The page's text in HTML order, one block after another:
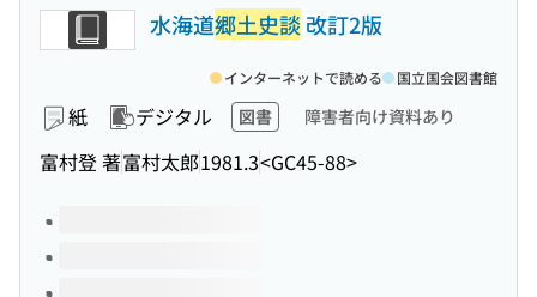
水海道郷土史談 改訂2版
紙 デジタル 図書 障害者向け資料あり
富村登 著富村太郎1981.3<GC45-88>
インターネットで読める 国立国会図書館
このタイトルの巻号